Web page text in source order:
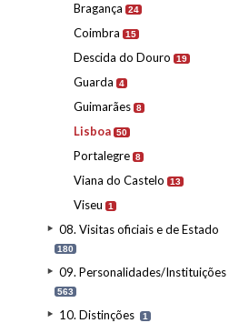
Bragança 24
Coimbra 15
Descida do Douro 19
Guarda 4
Guimarães 8
Lisboa 50
Portalegre 8
Viana do Castelo 13
Viseu 1
08. Visitas oficiais e de Estado
180
09. Personalidades/Instituições
563
10. Distinções 1